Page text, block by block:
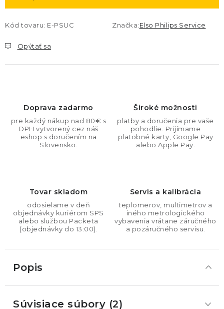
Kód tovaru: E-PSUC Značka:Elso Philips Service
Opýtať sa
Doprava zadarmo
pre každý nákup nad 80€ s
DPH vytvorený cez náš
eshop s doručením na
Slovensko.
Široké možnosti
platby a doručenia pre vaše
pohodlie. Prijímame
platobné karty, Google Pay
alebo Apple Pay.
Tovar skladom
odosielame v deň
objednávky kuriérom SPS
alebo službou Packeta
(objednávky do 13:00).
Servis a kalibrácia
teplomerov, multimetrov a
iného metrologického
vybavenia vrátane záručného
a pozáručného servisu.
Popis
Súvisiace súbory (2)